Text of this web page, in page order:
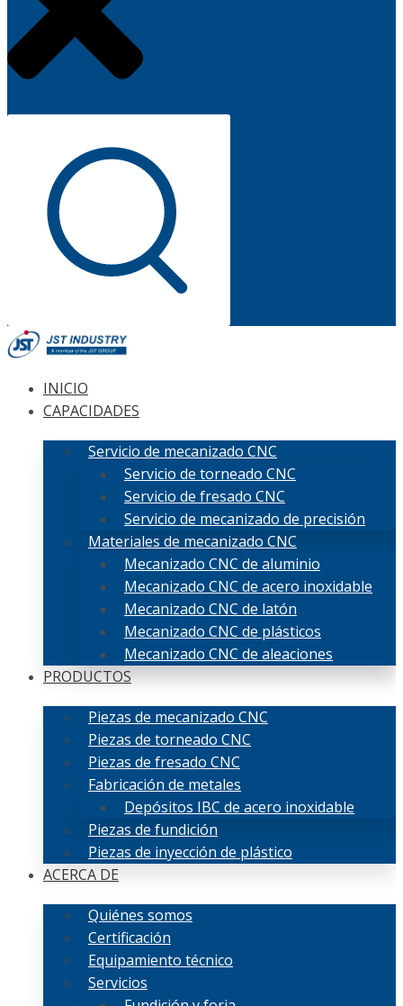
INICIO
CAPACIDADES
Servicio de mecanizado CNC
Servicio de torneado CNC
Servicio de fresado CNC
Servicio de mecanizado de precisión
Materiales de mecanizado CNC
Mecanizado CNC de aluminio
Mecanizado CNC de acero inoxidable
Mecanizado CNC de latón
Mecanizado CNC de plásticos
Mecanizado CNC de aleaciones
PRODUCTOS
Piezas de mecanizado CNC
Piezas de torneado CNC
Piezas de fresado CNC
Fabricación de metales
Depósitos IBC de acero inoxidable
Piezas de fundición
Piezas de inyección de plástico
ACERCA DE
Quiénes somos
Certificación
Equipamiento técnico
Servicios